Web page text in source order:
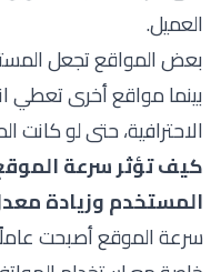
العميل.
بعض المواقع تجعل
بينما مواقع أخرى تعطي
الاحترافية، حتى لو كانت
كيف تؤثر سرعة
المستخدم وزيادة
سرعة الموقع أصبحت عاملًا